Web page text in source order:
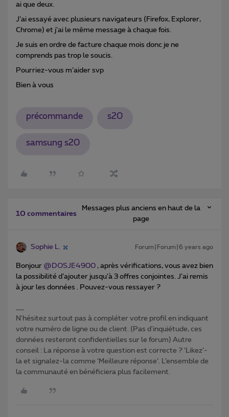
ai que deux.
J’ai essayé avec plusieurs navigateurs (Firefox, Explorer,
Chrome) et j’ai le même message à chaque fois.
Je suis en ordre de facture chaque mois donc je ne
comprends pas trop le soucis.
Pourriez-vous m’aider svp
Bien à vous
précommande s20
samsung s20
10 commentaires
Messages plus anciens en haut de la
page
Sophie L. Forum|Forum|6 years ago
Bonjour @DOSJE4900 , après vérifications, vous avez bien
la possibilité d’ajouter jusqu’à 3 offres conjointes. J’ai remis
à jour les données . Pouvez-vous ressayer ?
N'hésitez surtout pas à compléter votre profil en indiquant
votre numéro de ligne ou de client. (Pas d'inquiétude, ces
données resteront confidentielles sur le forum) Autre
conseil : La réponse à votre question est correcte ? ‘Likez’-
la et signalez-la comme ‘Meilleure réponse’. L’ensemble de
la communauté en bénéficiera plus facilement.